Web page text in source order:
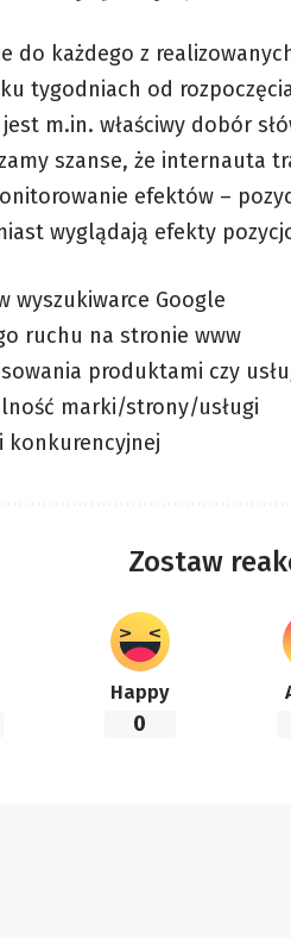
do każdego z
tygodniach od
m.in. właściwy dobór
szanse, że internauta
efektów –
wyglądają efekty
wyszukiwarce Google
ruchu na stronie www
produktami czy
marki/strony/usługi
konkurencyjnej
Zostaw
Happy
0